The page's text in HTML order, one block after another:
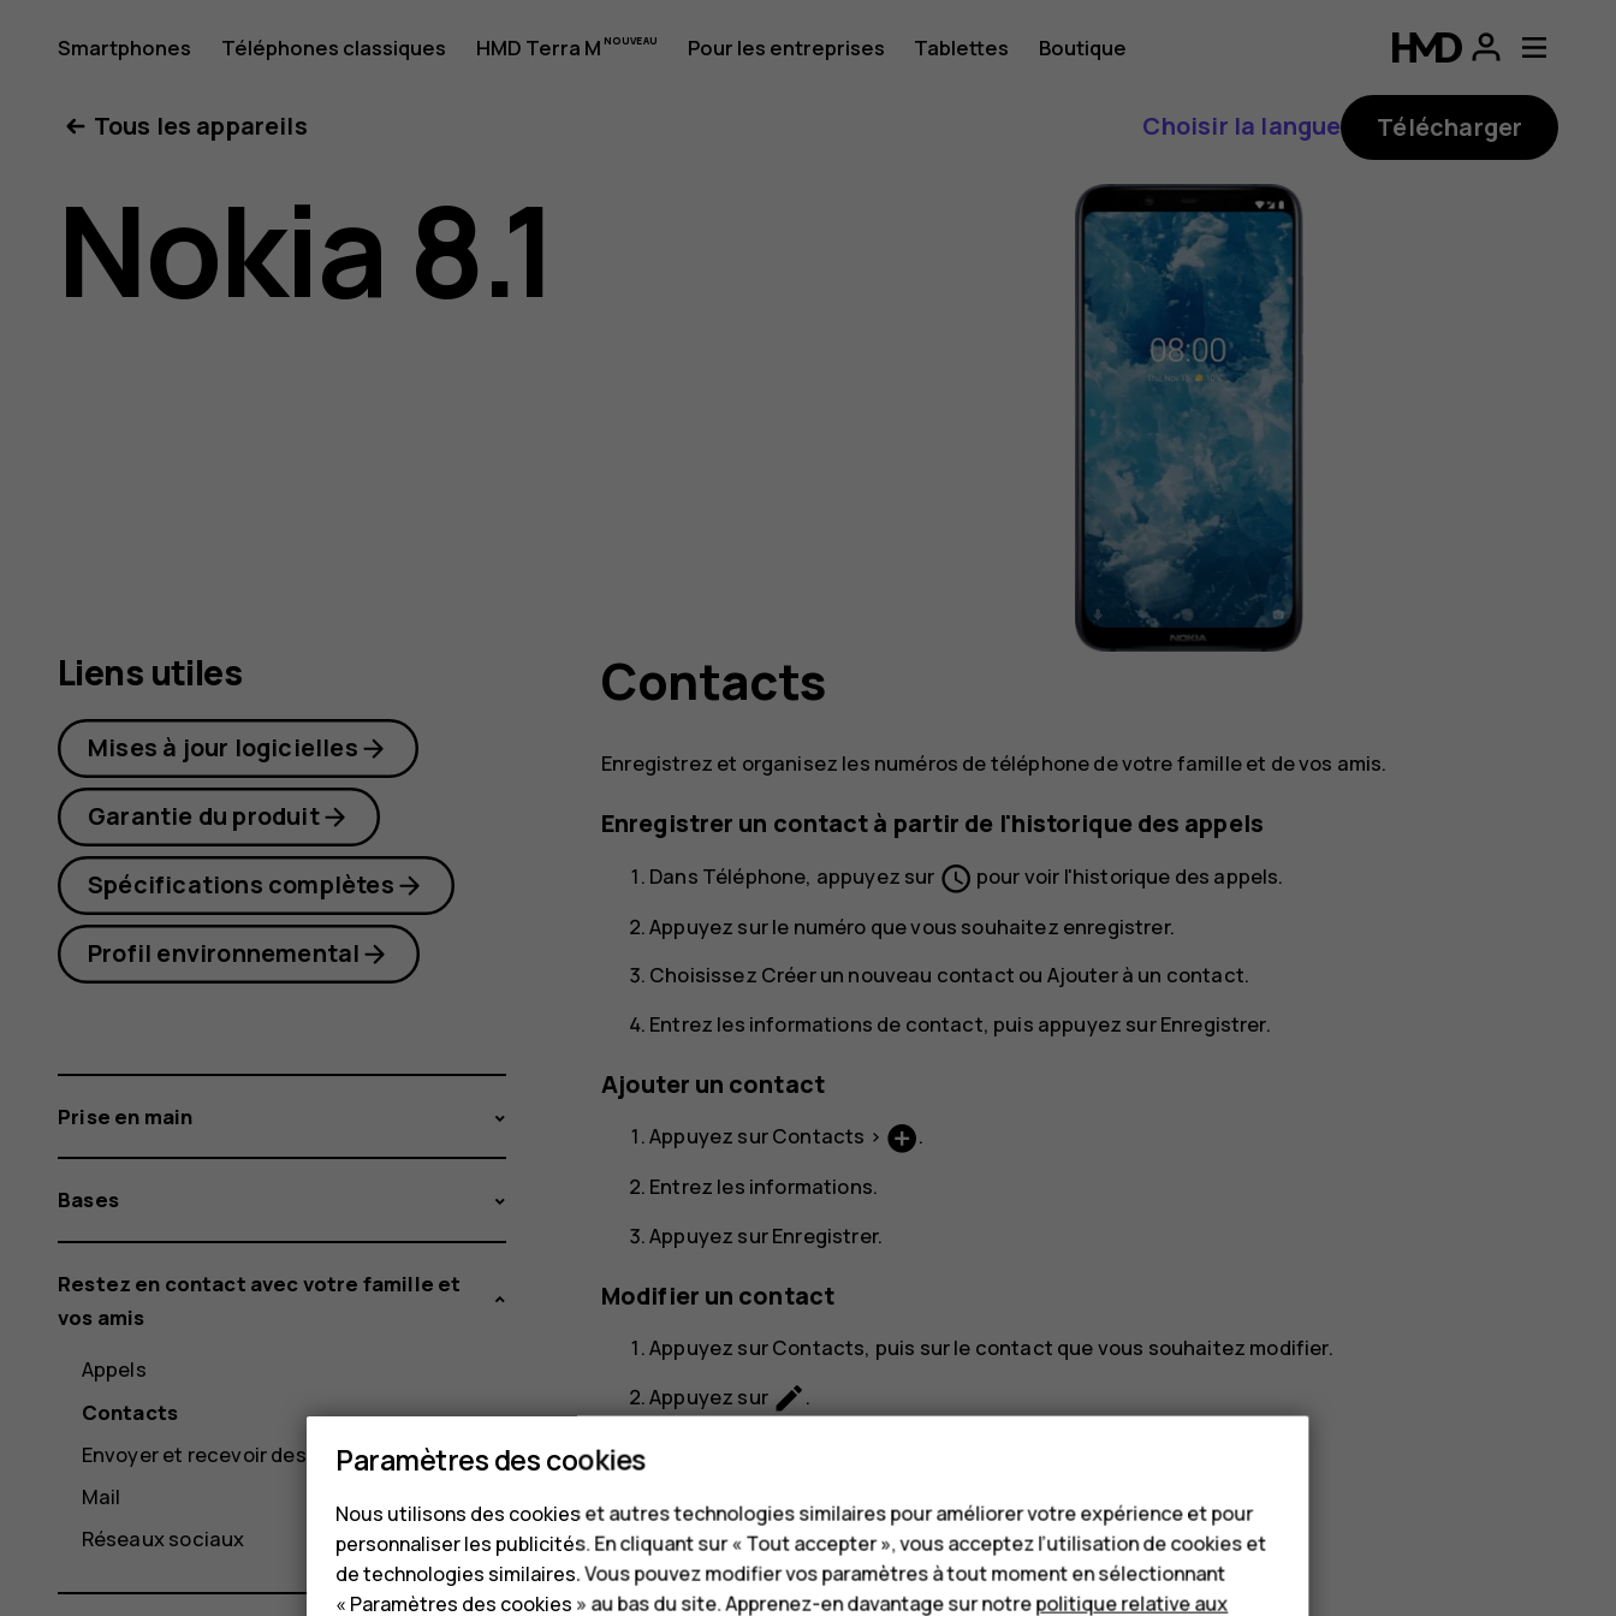
Guide
de
l'utilisateur
Smartphones Téléphones classiques HMD Terra M Pour les entreprises Tablettes Boutique
Tous les appareils
Choisir la langue Télécharger
Nokia 8.1
Contacts
Enregistrez et organisez les numéros de téléphone de votre famille et de vos amis.
Enregistrer un contact à partir de l'historique des appels
Dans Téléphone, appuyez sur schedule pour voir l'historique des appels.
Appuyez sur le numéro que vous souhaitez enregistrer.
Choisissez Créer un nouveau contact ou Ajouter à un contact.
Entrez les informations de contact, puis appuyez surEnregistrer.
Ajouter un contact
Appuyez surContacts > add_circle.
Entrez les informations.
Appuyez surEnregistrer.
Modifier un contact
Appuyez surContacts, puis sur le contact que vous souhaitez modifier.
Appuyez sur edit.
Rechercher un contact
Appuyez surContacts.
Liens utiles
Mises à jour logicielles
Garantie du produit
Spécifications complètes
Profil environnemental
Prise en main
Bases
Restez en contact avec votre famille et
vos amis
Appels
Contacts
Envoyer et recevoir des messages
Mail
Réseaux sociaux
Paramètres des cookies
Nous utilisons des cookies et autres technologies similaires pour améliorer votre expérience et pour
personnaliser les publicités. En cliquant sur « Tout accepter », vous acceptez l’utilisation de cookies et
de technologies similaires. Vous pouvez modifier vos paramètres à tout moment en sélectionnant
« Paramètres des cookies » au bas du site. Apprenez-en davantage sur notrepolitique relative aux